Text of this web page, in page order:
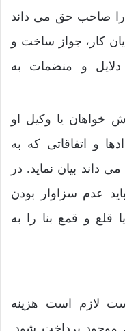
را صاحب حق می داند
کار، جواز ساخت و
و منضمات به
خواهان یا وکیل او
و اتفاقاتی که به
بیان نماید. در
عدم سزاوار بودن
قلع و قمع بنا را به
لازم است هزینه
موجود پرداخت شود.